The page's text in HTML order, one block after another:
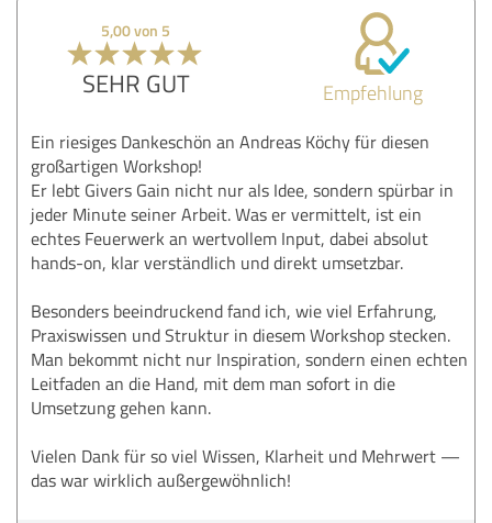
5,00 von 5
SEHR GUT Empfehlung
Ein riesiges Dankeschön an Andreas Köchy für diesen
großartigen Workshop!
Er lebt Givers Gain nicht nur als Idee, sondern spürbar in
jeder Minute seiner Arbeit. Was er vermittelt, ist ein
echtes Feuerwerk an wertvollem Input, dabei absolut
hands-on, klar verständlich und direkt umsetzbar.
Besonders beeindruckend fand ich, wie viel Erfahrung,
Praxiswissen und Struktur in diesem Workshop stecken.
Man bekommt nicht nur Inspiration, sondern einen echten
Leitfaden an die Hand, mit dem man sofort in die
Umsetzung gehen kann.
Vielen Dank für so viel Wissen, Klarheit und Mehrwert —
das war wirklich außergewöhnlich!